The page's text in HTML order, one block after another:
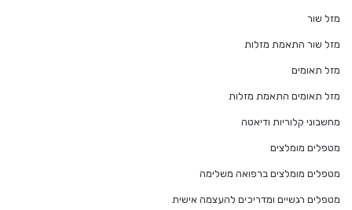
מזל שור
מזל שור התאמת מזלות
מזל תאומים
מזל תאומים התאמת מזלות
מחשבוני קלוריות ודיאטה
מטפלים מומלצים
מטפלים מומלצים ברפואה משלימה
מטפלים רגשיים ומדריכים להעצמה אישית